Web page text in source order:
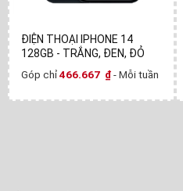
ĐIỆN THOẠI IPHONE 14
128GB - TRẮNG, ĐEN, ĐỎ
Góp chỉ466.667 ₫- Mỗi tuần